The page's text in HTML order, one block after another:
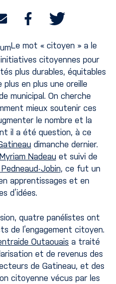
Le mot « citoyen » a le
citoyennes pour
plus durables, équitables
en plus une oreille
municipal. On cherche
mieux soutenir ces
le nombre et la
il a été question, à ce
dimanche dernier.
Myriam Nadeau et suivi de
Jobin, ce fut un
apprentissages et en
d’idées.
quatre panélistes ont
de l’engagement citoyen.
Outaouais a traité
et de revenus des
de Gatineau, et des
citoyenne vécus par les